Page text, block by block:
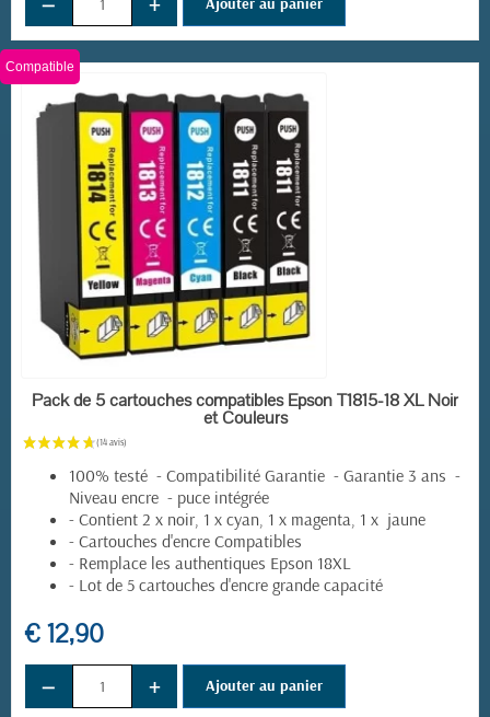
(5 avis)
EN STOCK
Compatible
Pack de 5 cartouches compatibles Epson T1815-18 XL Noir
et Couleurs
100% testé - Compatibilité Garantie - Garantie 3 ans -
Niveau encre - puce intégrée
- Contient 2 x noir, 1 x cyan, 1 x magenta, 1 x jaune
- Cartouches d'encre Compatibles
- Remplace les authentiques Epson 18XL
- Lot de 5 cartouches d'encre grande capacité
€ 12,90
− + Ajouter au panier